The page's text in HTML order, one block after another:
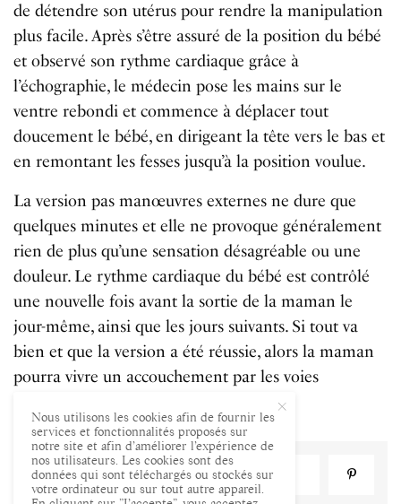
de détendre son utérus pour rendre la manipulation
plus facile. Après s’être assuré de la position du bébé
et observé son rythme cardiaque grâce à
l’échographie, le médecin pose les mains sur le
ventre rebondi et commence à déplacer tout
doucement le bébé, en dirigeant la tête vers le bas et
en remontant les fesses jusqu’à la position voulue.
La version pas manœuvres externes ne dure que
quelques minutes et elle ne provoque généralement
rien de plus qu’une sensation désagréable ou une
douleur. Le rythme cardiaque du bébé est contrôlé
une nouvelle fois avant la sortie de la maman le
jour-même, ainsi que les jours suivants. Si tout va
bien et que la version a été réussie, alors la maman
pourra vivre un accouchement par les voies
PARTAGER TWEET
Nous utilisons les cookies afin de fournir les
services et fonctionnalités proposés sur
notre site et afin d’améliorer l’expérience de
nos utilisateurs. Les cookies sont des
données qui sont téléchargés ou stockés sur
votre ordinateur ou sur tout autre appareil.